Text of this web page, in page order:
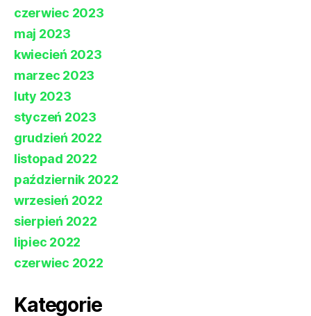
czerwiec 2023
maj 2023
kwiecień 2023
marzec 2023
luty 2023
styczeń 2023
grudzień 2022
listopad 2022
październik 2022
wrzesień 2022
sierpień 2022
lipiec 2022
czerwiec 2022
Kategorie